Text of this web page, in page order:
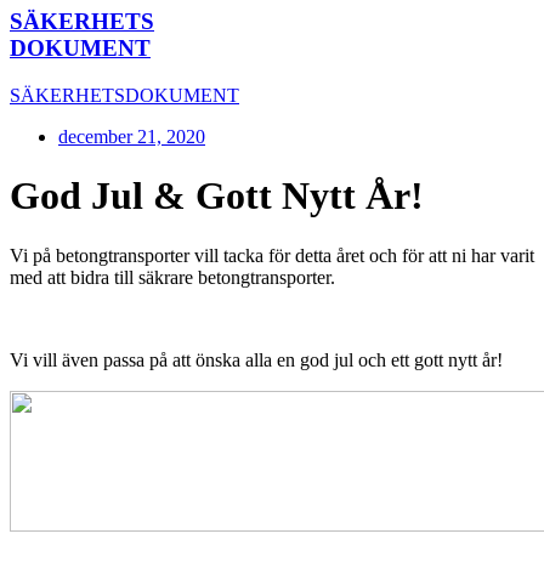
SÄKERHETS
DOKUMENT
SÄKERHETSDOKUMENT
december 21, 2020
God Jul & Gott Nytt År!
Vi på betongtransporter vill tacka för detta året och för att ni har varit
med att bidra till säkrare betongtransporter.
Vi vill även passa på att önska alla en god jul och ett gott nytt år!